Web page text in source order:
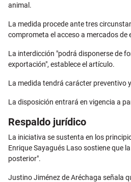
animal.
La medida procede ante tres
comprometa el acceso a mercados de
La interdicción "podrá disponerse de
exportación", establece el artículo.
La medida tendrá carácter preventivo
La disposición entrará en vigencia a
Respaldo jurídico
La iniciativa se sustenta en los
Enrique Sayagués Laso sostiene que
posterior".
Justino Jiménez de Aréchaga señala